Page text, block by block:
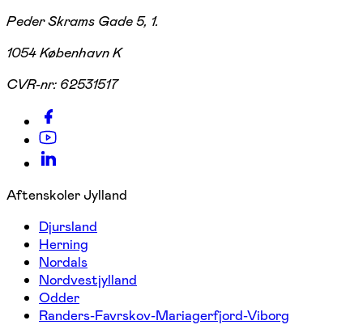
Peder Skrams Gade 5, 1.
1054 København K
CVR-nr: 62531517
Aftenskoler Jylland
Djursland
Herning
Nordals
Nordvestjylland
Odder
Randers-Favrskov-Mariagerfjord-Viborg